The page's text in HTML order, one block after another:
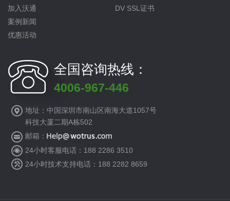
加入沃通
案例新闻
优惠活动
DV SSL证书
全国咨询热线：
4006-967-446
地址：中国深圳市南山区南海大道1057号
科技大厦二期A栋502
邮箱：
24小时客服电话：188 2286 3510
24小时技术支持电话：188 2282 8659